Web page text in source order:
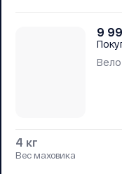
9
4 кг
Вес маховика